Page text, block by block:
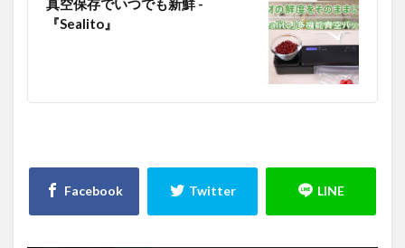
真空保存でいつでも新鮮 -
『Sealito』